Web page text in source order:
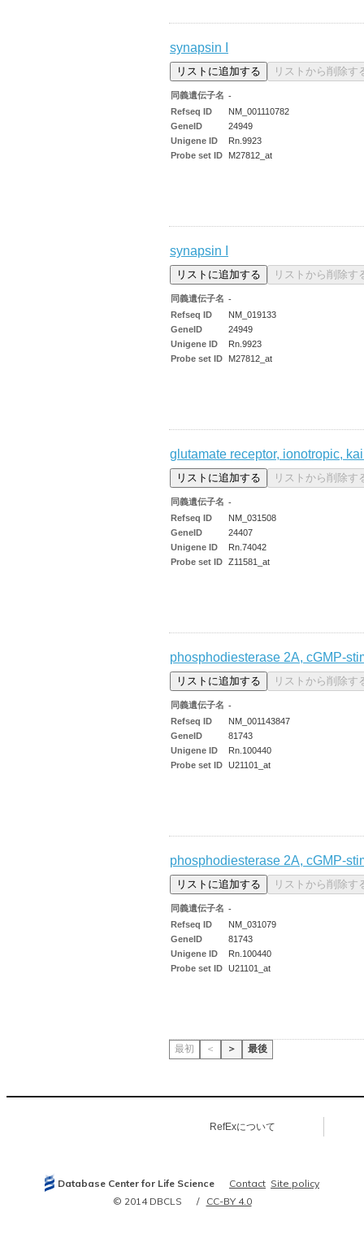
synapsin I
同義遺伝子名 -
Refseq ID
NM_001110782
GeneID
24949
Unigene ID
Rn.9923
Probe set ID
M27812_at
synapsin I
同義遺伝子名 -
Refseq ID
NM_019133
GeneID
24949
Unigene ID
Rn.9923
Probe set ID
M27812_at
glutamate receptor, ionotropic,
同義遺伝子名 -
Refseq ID
NM_031508
GeneID
24407
Unigene ID
Rn.74042
Probe set ID Z11581_at
phosphodiesterase 2A, cGMP-
同義遺伝子名 -
Refseq ID
NM_001143847
GeneID
81743
Unigene ID
Rn.100440
Probe set ID U21101_at
phosphodiesterase 2A, cGMP-
同義遺伝子名 -
Refseq ID
NM_031079
GeneID
81743
Unigene ID
Rn.100440
Probe set ID U21101_at
最初 ＜ ＞ 最後
RefExについて
Database Center for Life Science Contact Site policy
© 2014 DBCLS
CC-BY 4.0